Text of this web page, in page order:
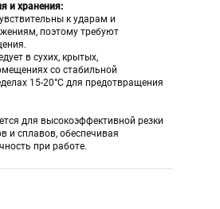
и хранения:
к ударам и
поэтому требуют
в сухих, крытых,
со стабильной
15-20°C для предотвращения
для высокоэффективной резки
и сплавов, обеспечивая
при работе.